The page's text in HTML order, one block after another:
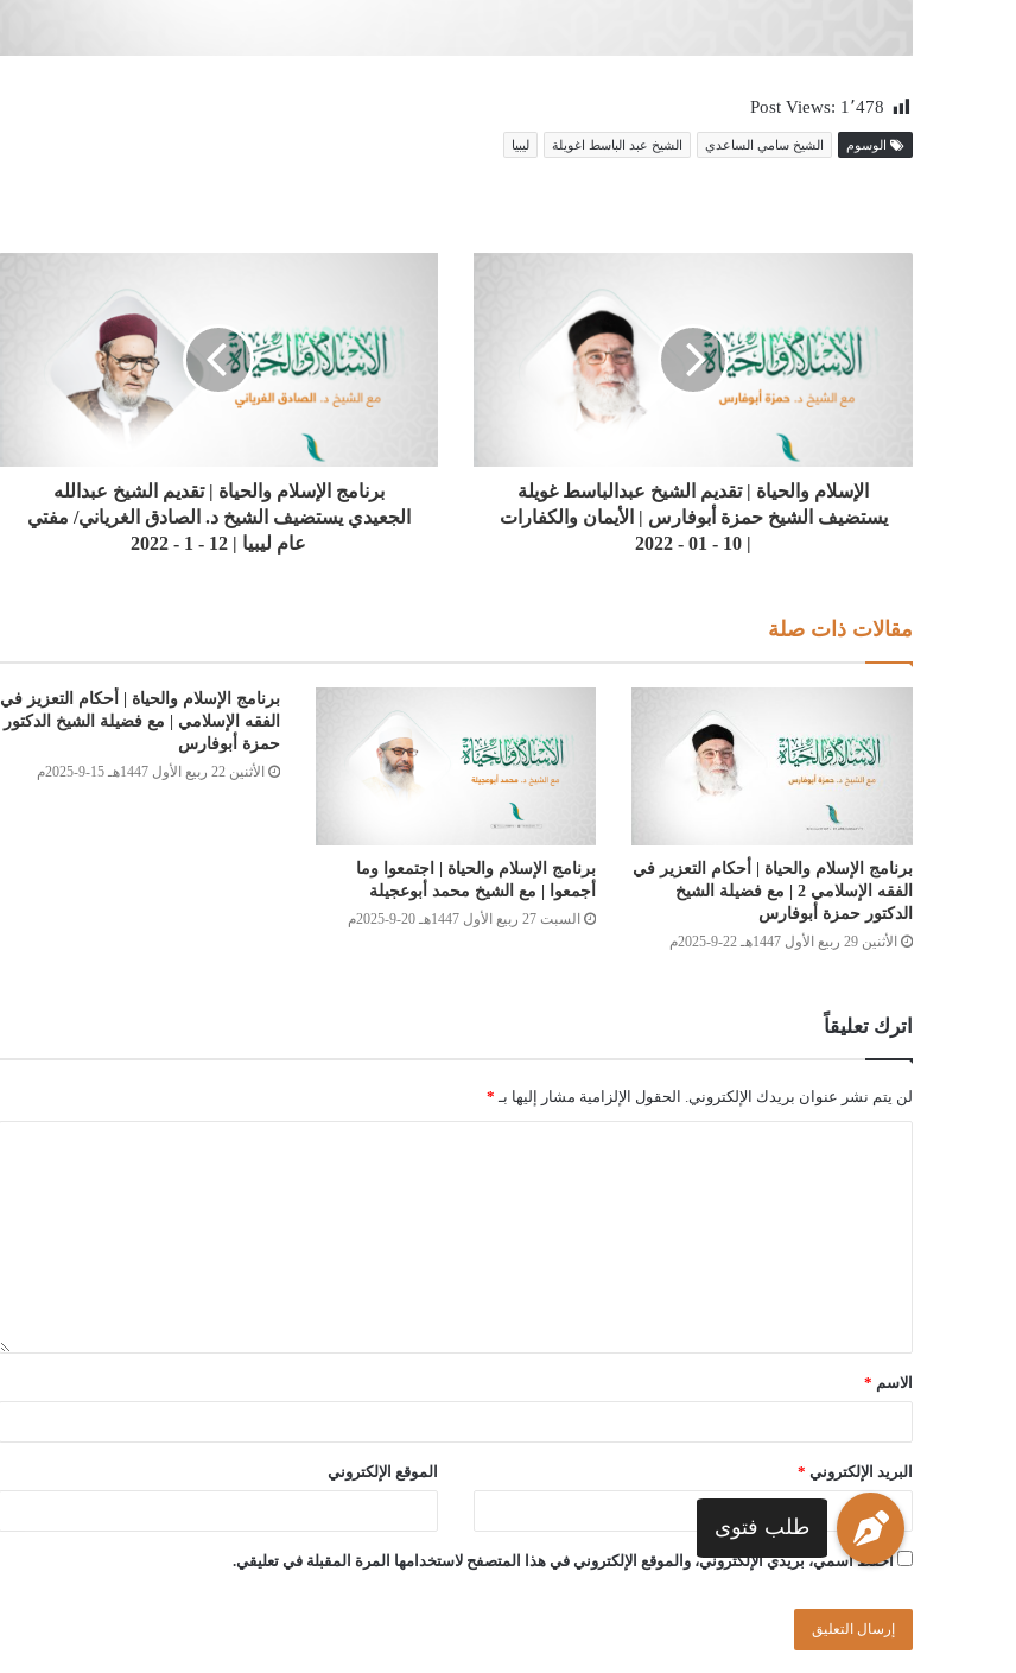
طلب فتوى
Post Views: 1٬478
الوسوم الشيخ سامي الساعدي الشيخ عبد الباسط اغويلة ليبيا
الإسلام والحياة | تقديم الشيخ عبدالباسط غويلة
يستضيف الشيخ حمزة أبوفارس | الأيمان والكفارات
| 10 - 01 - 2022
برنامج الإسلام والحياة | تقديم الشيخ عبدالله
الجعيدي يستضيف الشيخ د. الصادق الغرياني/ مفتي
عام ليبيا | 12 - 1 - 2022
مقالات ذات صلة
برنامج الإسلام والحياة | أحكام التعزير في
الفقه الإسلامي 2 | مع فضيلة الشيخ
الدكتور حمزة أبوفارس
الأثنين 29 ربيع الأول 1447هـ 22-9-2025م
برنامج الإسلام والحياة | اجتمعوا وما
أجمعوا | مع الشيخ محمد أبوعجيلة
السبت 27 ربيع الأول 1447هـ 20-9-2025م
برنامج الإسلام والحياة | أحكام التعزيز في
الفقه الإسلامي | مع فضيلة الشيخ الدكتور
حمزة أبوفارس
الأثنين 22 ربيع الأول 1447هـ 15-9-2025م
اترك تعليقاً
لن يتم نشر عنوان بريدك الإلكتروني. الحقول الإلزامية مشار إليها بـ *
الاسم *
البريد الإلكتروني * الموقع الإلكتروني
احفظ اسمي، بريدي الإلكتروني، والموقع الإلكتروني في هذا المتصفح لاستخدامها المرة المقبلة في تعليقي.